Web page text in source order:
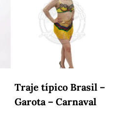
Traje típico Brasil –
Garota – Carnaval